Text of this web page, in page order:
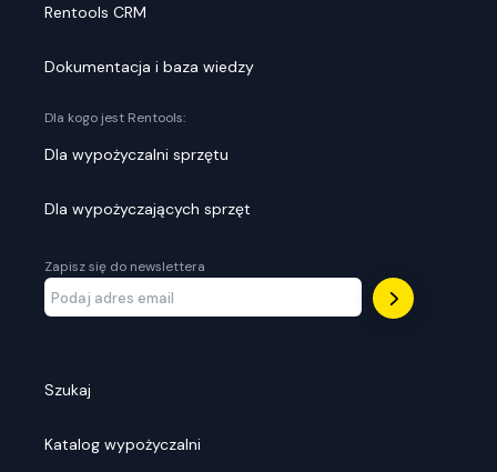
Rentools CRM
Dokumentacja i baza wiedzy
Dla kogo jest Rentools:
Dla wypożyczalni sprzętu
Dla wypożyczających sprzęt
Zapisz się do newslettera
Szukaj
Katalog wypożyczalni